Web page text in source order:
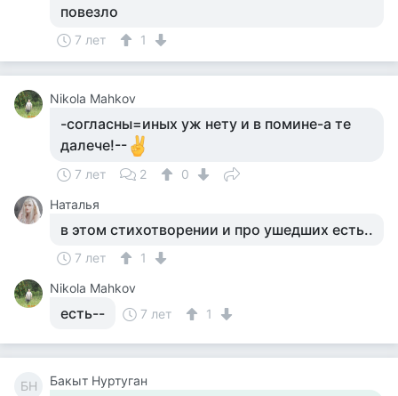
повезло
7 лет 1
Nikola Mahkov
-согласны=иных уж нету и в помине-а те
далече!--
7 лет 2
0
Наталья
в этом стихотворении и про ушедших есть..
7 лет
1
Nikola Mahkov
есть-- 7 лет 1
БН Бакыт Нуртуган